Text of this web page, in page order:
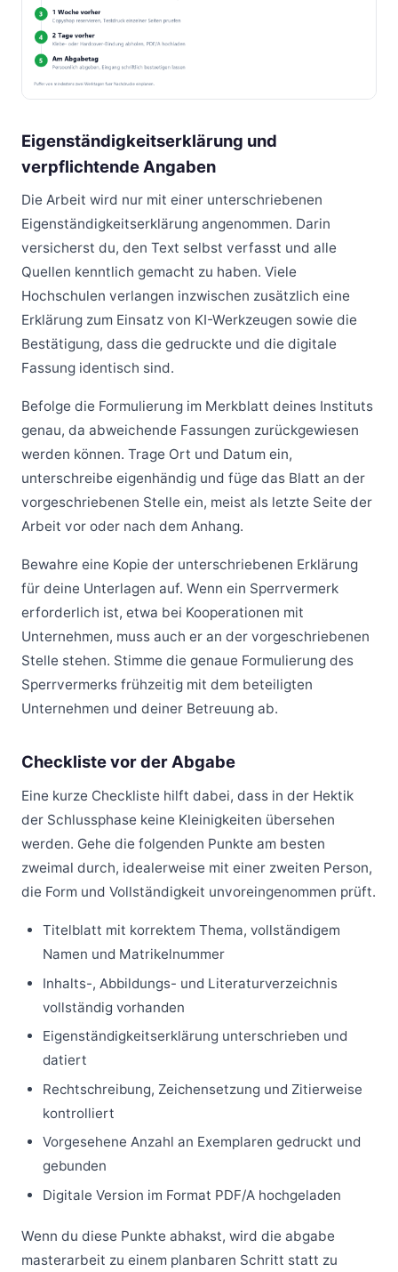
Eigenständigkeitserklärung und
verpflichtende Angaben
Die Arbeit wird nur mit einer unterschriebenen
Eigenständigkeitserklärung angenommen. Darin
versicherst du, den Text selbst verfasst und alle
Quellen kenntlich gemacht zu haben. Viele
Hochschulen verlangen inzwischen zusätzlich eine
Erklärung zum Einsatz von KI-Werkzeugen sowie die
Bestätigung, dass die gedruckte und die digitale
Fassung identisch sind.
Befolge die Formulierung im Merkblatt deines Instituts
genau, da abweichende Fassungen zurückgewiesen
werden können. Trage Ort und Datum ein,
unterschreibe eigenhändig und füge das Blatt an der
vorgeschriebenen Stelle ein, meist als letzte Seite der
Arbeit vor oder nach dem Anhang.
Bewahre eine Kopie der unterschriebenen Erklärung
für deine Unterlagen auf. Wenn ein Sperrvermerk
erforderlich ist, etwa bei Kooperationen mit
Unternehmen, muss auch er an der vorgeschriebenen
Stelle stehen. Stimme die genaue Formulierung des
Sperrvermerks frühzeitig mit dem beteiligten
Unternehmen und deiner Betreuung ab.
Checkliste vor der Abgabe
Eine kurze Checkliste hilft dabei, dass in der Hektik
der Schlussphase keine Kleinigkeiten übersehen
werden. Gehe die folgenden Punkte am besten
zweimal durch, idealerweise mit einer zweiten Person,
die Form und Vollständigkeit unvoreingenommen prüft.
Titelblatt mit korrektem Thema, vollständigem
Namen und Matrikelnummer
Inhalts-, Abbildungs- und Literaturverzeichnis
vollständig vorhanden
Eigenständigkeitserklärung unterschrieben und
datiert
Rechtschreibung, Zeichensetzung und Zitierweise
kontrolliert
Vorgesehene Anzahl an Exemplaren gedruckt und
gebunden
Digitale Version im Format PDF/A hochgeladen
Wenn du diese Punkte abhakst, wird die abgabe
masterarbeit zu einem planbaren Schritt statt zu